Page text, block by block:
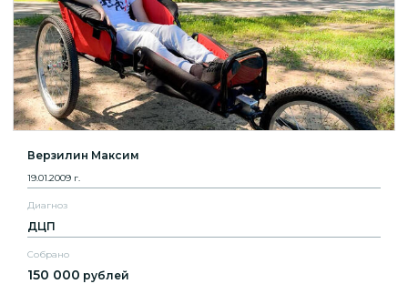
Верзилин Максим
19.01.2009 г.
Диагноз
ДЦП
Собрано
150 000 рублей